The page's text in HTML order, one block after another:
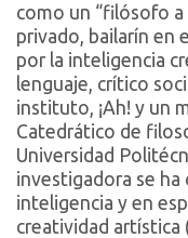
como un “filósofo
privado, bailarín en
por la inteligencia
lenguaje, crítico
instituto, ¡Ah! y un
Catedrático de
Universidad
investigadora se
inteligencia y en
creatividad artística